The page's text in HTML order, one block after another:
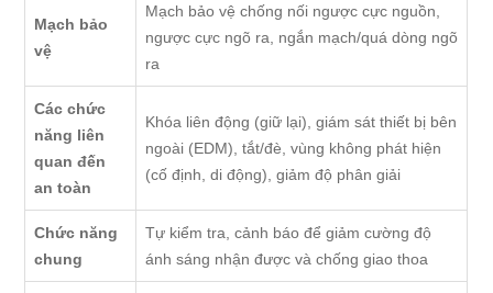
Mạch bảo
vệ
Mạch bảo vệ chống nối ngược cực nguồn,
ngược cực ngõ ra, ngắn mạch/quá dòng ngõ
ra
Các chức
năng liên
quan đến
an toàn
Khóa liên động (giữ lại), giám sát thiết bị bên
ngoài (EDM), tắt/đè, vùng không phát hiện
(cố định, di động), giảm độ phân giải
Chức năng
chung
Tự kiểm tra, cảnh báo để giảm cường độ
ánh sáng nhận được và chống giao thoa